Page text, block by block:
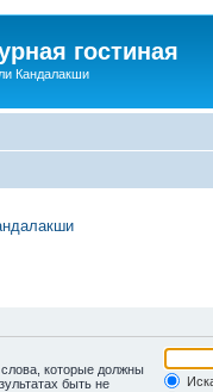
гостиная
Кандалакши
слова, которые должны
быть не